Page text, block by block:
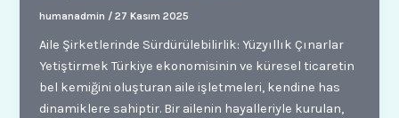
humanadmin /27 Kasım 2025
Aile Şirketlerinde Sürdürülebilirlik: Yüzyıllık Çınarlar
Yetiştirmek Türkiye ekonomisinin ve küresel ticaretin
bel kemiğini oluşturan aile işletmeleri, kendine has
dinamiklere sahiptir. Bir ailenin hayalleriyle kurulan,